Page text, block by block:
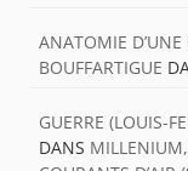
ANATOMIE
BOUFFARTIGUE
GUERRE (LOUIS-
DANS